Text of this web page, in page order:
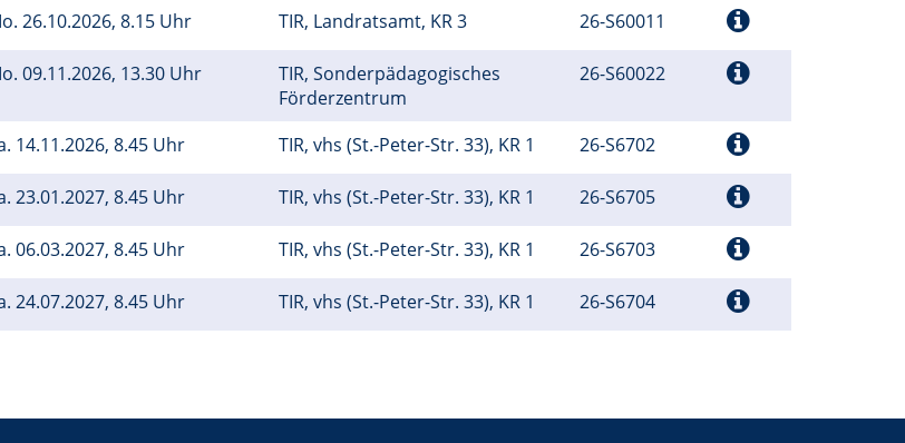
26.10.2026, 8.15 Uhr TIR, Landratsamt, KR 3 26-S60011
09.11.2026, 13.30 Uhr
TIR, Sonderpädagogisches
Förderzentrum
26-S60022
14.11.2026, 8.45 Uhr TIR, vhs (St.-Peter-Str. 33), KR 1 26-S6702
23.01.2027, 8.45 Uhr TIR, vhs (St.-Peter-Str. 33), KR 1 26-S6705
06.03.2027, 8.45 Uhr TIR, vhs (St.-Peter-Str. 33), KR 1 26-S6703
24.07.2027, 8.45 Uhr TIR, vhs (St.-Peter-Str. 33), KR 1 26-S6704